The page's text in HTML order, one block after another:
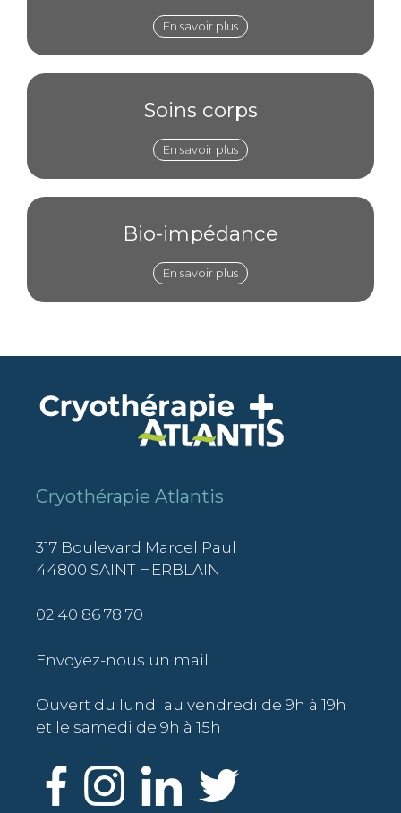
En savoir plus
Soins corps
En savoir plus
Bio-impédance
En savoir plus
Cryothérapie Atlantis
317 Boulevard Marcel Paul
44800 SAINT HERBLAIN
02 40 86 78 70
Envoyez-nous un mail
Ouvert du lundi au vendredi de 9h à 19h
et le samedi de 9h à 15h